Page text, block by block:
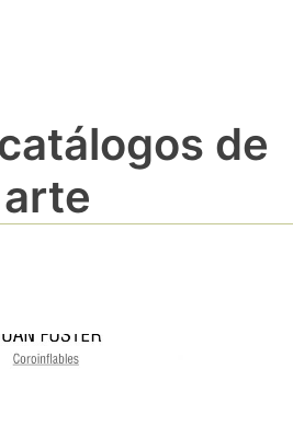
de
arte